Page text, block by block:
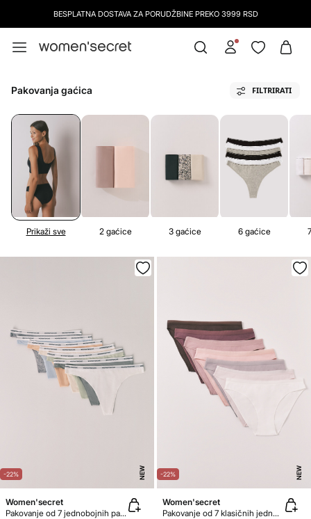
BESPLATAN POVRAĆAJ U PRODAVNICU
Pakovanja gaćica FILTRIRATI
Prikaži sve 2 gaćice 3 gaćice 6 gaćice
-22% NEW
Women'secret
Pakovanje od 7 jednobojnih pamučnih tanga gaćica sa logom
-22% NEW
Women'secret
Pakovanje od 7 klasičnih jednobojnih pamučnih gaćica